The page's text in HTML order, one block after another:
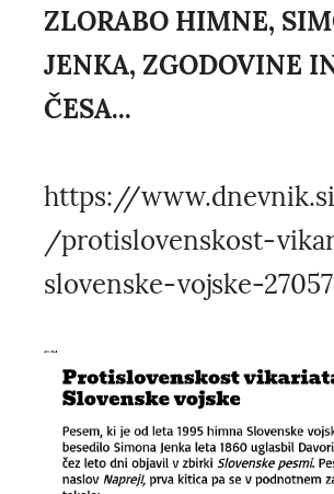
ZLORABO HIMNE,
JENKA, ZGODOVINE
ČESA...
https://
/protislovenskost-
slovenske-vojske-